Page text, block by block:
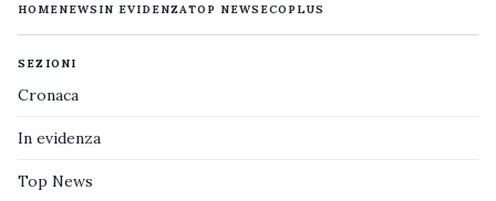
HOMENEWS IN EVIDENZATOP NEWS ECOPLUS
SEZIONI
Cronaca
In evidenza
Top News